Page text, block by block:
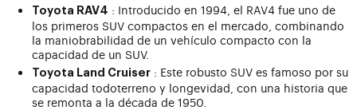
Toyota RAV4 : Introducido en 1994, el RAV4 fue uno de
los primeros SUV compactos en el mercado, combinando
la maniobrabilidad de un vehículo compacto con la
capacidad de un SUV.
Toyota Land Cruiser : Este robusto SUV es famoso por su
capacidad todoterreno y longevidad, con una historia que
se remonta a la década de 1950.